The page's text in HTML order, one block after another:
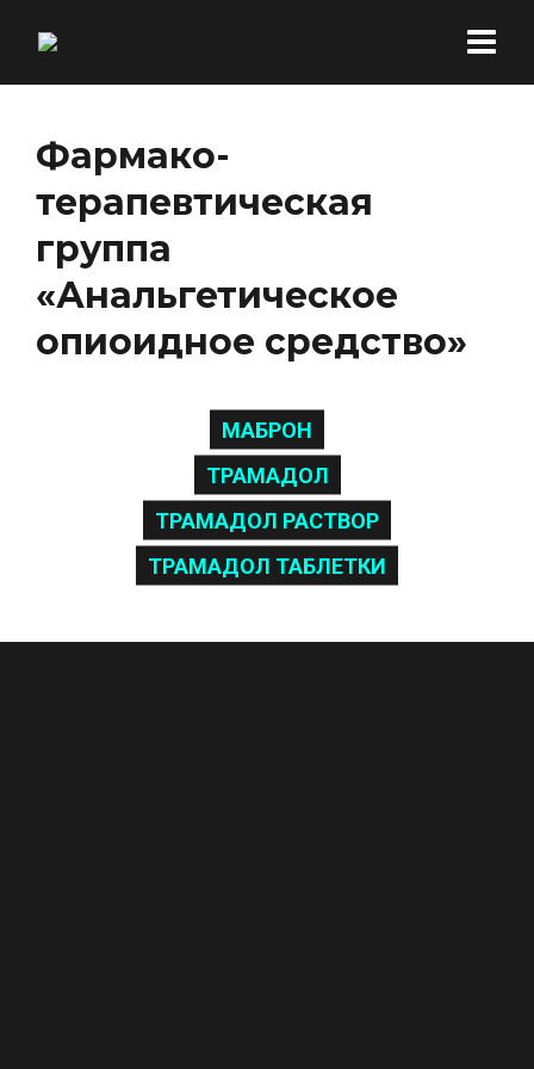
Фармако-
терапевтическая
группа
«Анальгетическое
опиоидное средство»
МАБРОН
ТРАМАДОЛ
ТРАМАДОЛ РАСТВОР
ТРАМАДОЛ ТАБЛЕТКИ